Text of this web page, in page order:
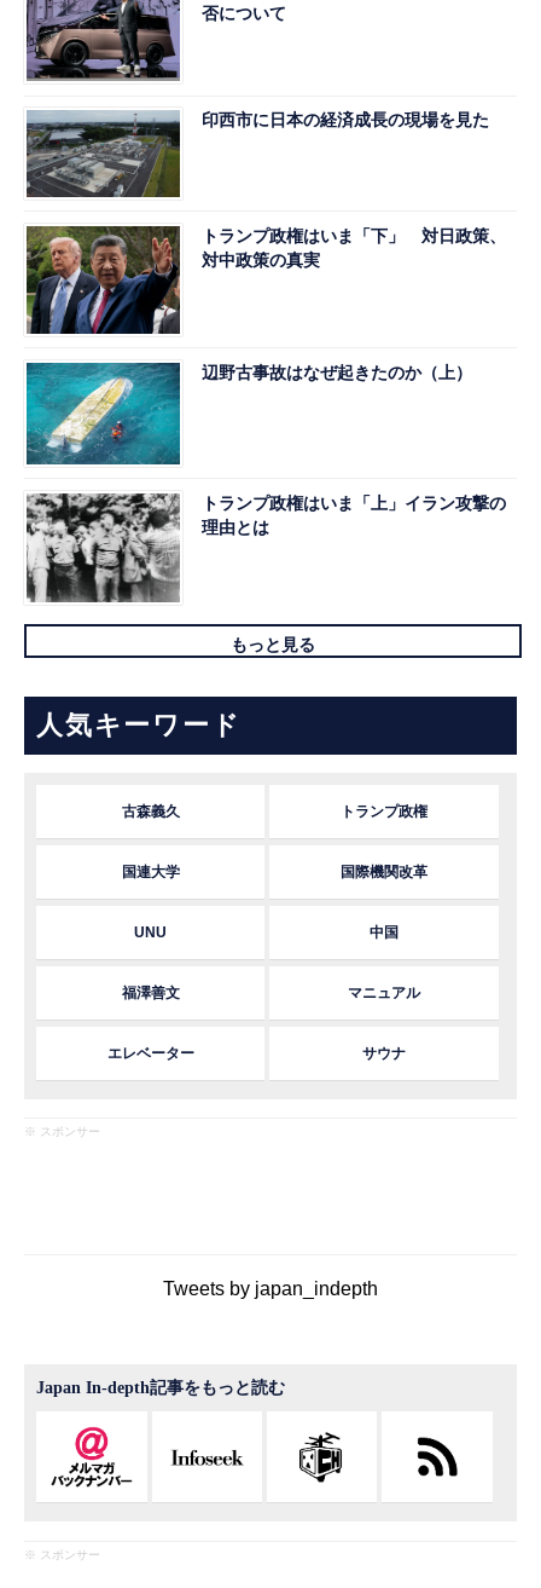
否について
印西市に日本の経済成長の現場を見た
トランプ政権はいま「下」 対日政策、
対中政策の真実
辺野古事故はなぜ起きたのか（上）
トランプ政権はいま「上」イラン攻撃の
理由とは
もっと見る
人気キーワード
古森義久 トランプ政権
国連大学 国際機関改革
UNU 中国
福澤善文 マニュアル
エレベーター サウナ
※ スポンサー
Tweets by japan_indepth
Japan In-depth記事をもっと読む
※ スポンサー